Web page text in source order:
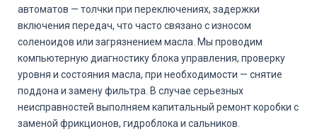
автоматов — толчки при переключениях, задержки
включения передач, что часто связано с износом
соленоидов или загрязнением масла. Мы проводим
компьютерную диагностику блока управления, проверку
уровня и состояния масла, при необходимости — снятие
поддона и замену фильтра. В случае серьезных
неисправностей выполняем капитальный ремонт коробки с
заменой фрикционов, гидроблока и сальников.